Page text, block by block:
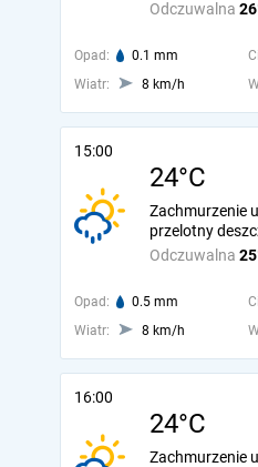
Odczuwalna
Opad: 0.1 mm
Wiatr:
8 km/h
15:00
24°C
Odczuwalna
Zachmurzenie
przelotny
Opad: 0.5 mm
Wiatr:
8 km/h
16:00
24°C
Zachmurzenie